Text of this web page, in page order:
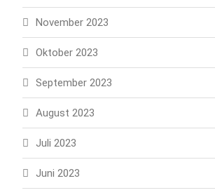
November 2023
Oktober 2023
September 2023
August 2023
Juli 2023
Juni 2023